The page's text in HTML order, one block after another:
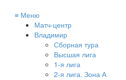
≡ Меню
Матч-центр
Владимир
Сборная тура
Высшая лига
1-я лига
2-я лига. Зона А